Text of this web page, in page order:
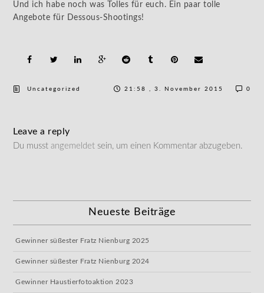
Und ich habe noch was Tolles für euch. Ein paar tolle
Angebote für Dessous-Shootings!
Uncategorized 21:58 , 3. November 2015 0
Leave a reply
Du musstangemeldet sein, um einen Kommentar abzugeben.
Neueste Beiträge
Gewinner süßester Fratz Nienburg 2025
Gewinner süßester Fratz Nienburg 2024
Gewinner Haustierfotoaktion 2023